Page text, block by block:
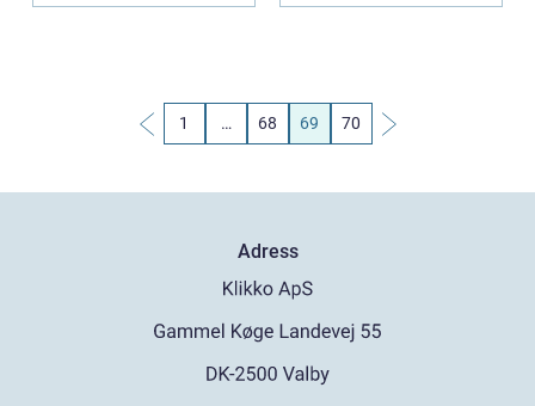
1 … 68 69 70
Adress